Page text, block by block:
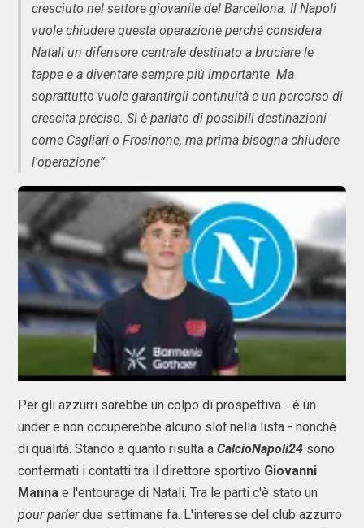
cresciuto nel settore giovanile del Barcellona. Il Napoli
vuole chiudere questa operazione perché considera
Natali un difensore centrale destinato a bruciare le
tappe e a diventare sempre più importante. Ma
soprattutto vuole garantirgli continuità e un percorso di
crescita preciso. Si è parlato di possibili destinazioni
come Cagliari o Frosinone, ma prima bisogna chiudere
l'operazione”
Per gli azzurri sarebbe un colpo di prospettiva - è un
under e non occuperebbe alcuno slot nella lista - nonché
di qualità. Stando a quanto risulta a CalcioNapoli24 sono
confermati i contatti tra il direttore sportivo Giovanni
Manna e l'entourage di Natali. Tra le parti c'è stato un
pour parlerdue settimane fa. L'interesse del club azzurro